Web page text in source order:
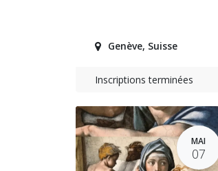
Genève, Suisse
Inscriptions terminées
MAI
07